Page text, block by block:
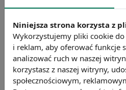
Niniejsza strona korzysta z
Wykorzystujemy pliki cookie
i reklam, aby oferować funkcje
analizować ruch w naszej
korzystasz z naszej witryny,
społecznościowym,